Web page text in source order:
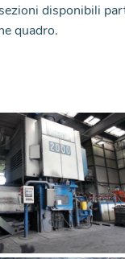
disponibili
quadro.